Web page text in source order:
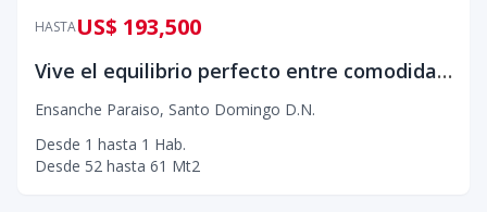
HASTAUS$ 193,500
Vive el equilibrio perfecto entre comodidad, modernidad y ubicación en este exclusivo residencial ubicado en el corazón de Ensanche Paraíso.
Ensanche Paraiso, Santo Domingo D.N.
Desde 1 hasta 1 Hab.
Desde 52 hasta 61 Mt2